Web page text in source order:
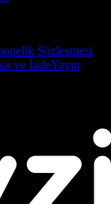
Sözleşmesi
ve İadeYayın